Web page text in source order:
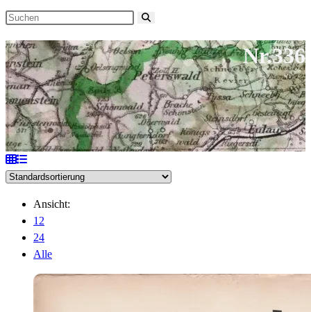
Diese
durchsuchen
Nr.336
Ansicht:
12
24
Alle